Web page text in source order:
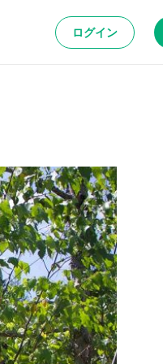
ログイン